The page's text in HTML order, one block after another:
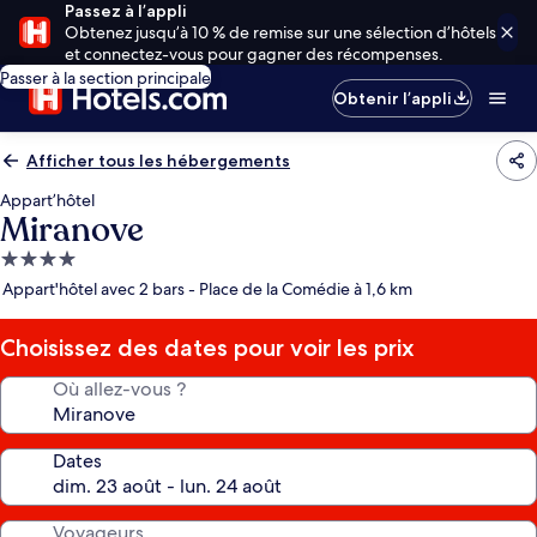
Passez à l’appli
Obtenez jusqu’à 10 % de remise sur une sélection d’hôtels
et connectez-vous pour gagner des récompenses.
Passer à la section principale
Obtenir l’appli
Afficher tous les hébergements
Appart’hôtel
Miranove
Hébergement
4.0 étoiles
Appart'hôtel avec 2 bars - Place de la Comédie à 1,6 km
Choisissez des dates pour voir les prix
Où allez-vous ?
Dates